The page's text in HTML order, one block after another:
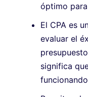
óptimo
El CPA es
evaluar el
significa